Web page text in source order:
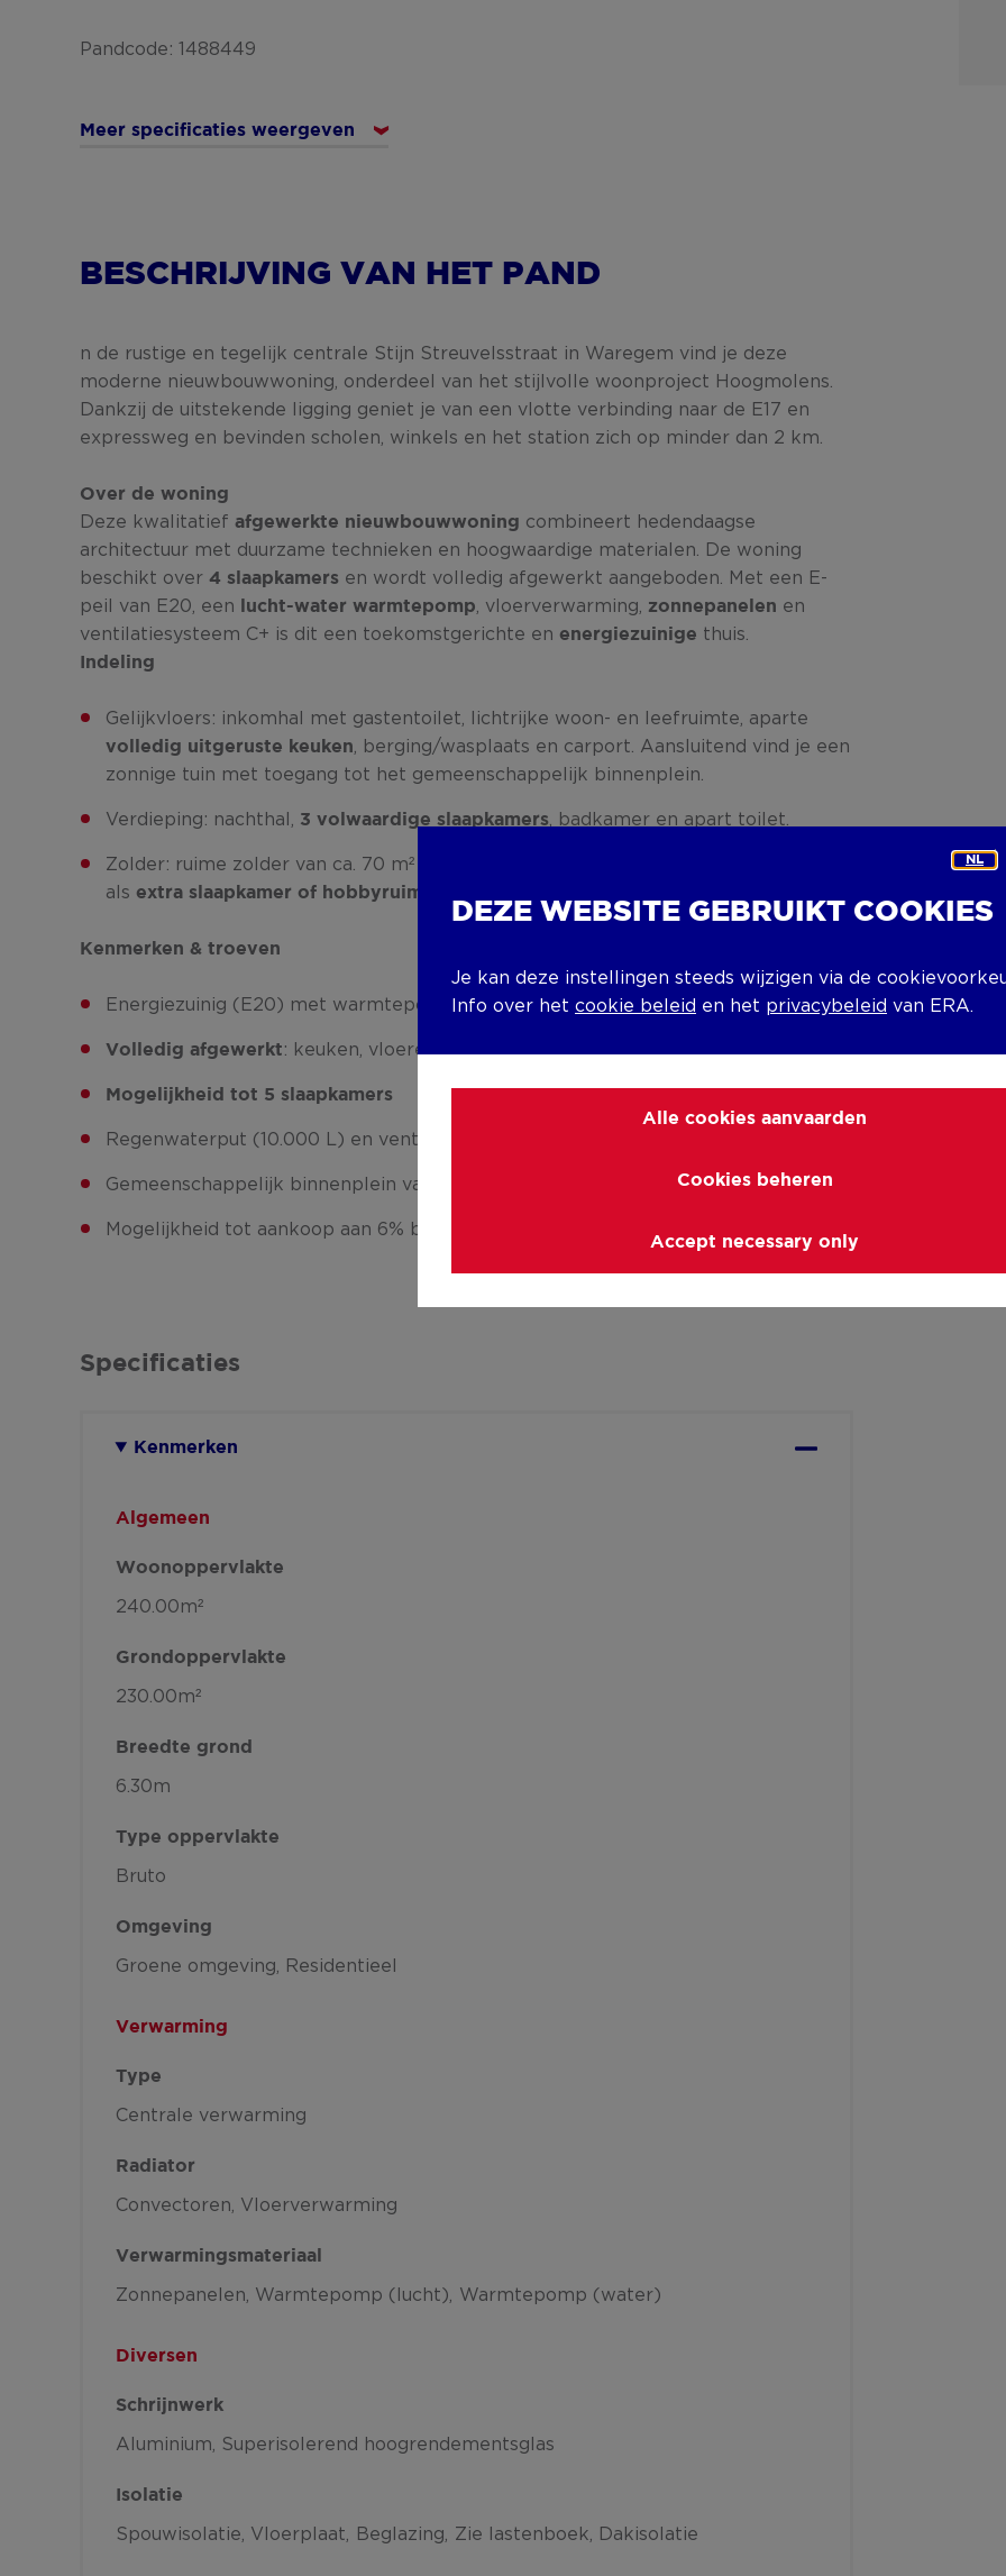
Pandcode: 1488449
Meer specificaties weergeven
BESCHRIJVING VAN HET PAND
n de rustige en tegelijk centrale Stijn Streuvelsstraat in Waregem vind je deze
moderne nieuwbouwwoning, onderdeel van het stijlvolle woonproject Hoogmolens.
Dankzij de uitstekende ligging geniet je van een vlotte verbinding naar de E17 en
expressweg en bevinden scholen, winkels en het station zich op minder dan 2 km.
Over de woning
Deze kwalitatiefafgewerkte nieuwbouwwoning combineert hedendaagse
architectuur met duurzame technieken en hoogwaardige materialen. De woning
beschikt over4 slaapkamers en wordt volledig afgewerkt aangeboden. Met een E-
peil van E20, een
lucht-water warmtepomp , vloerverwarming, zonnepanelen en
ventilatiesysteem C+ is dit een toekomstgerichte en energiezuinige thuis.
Indeling
Gelijkvloers: inkomhal met gastentoilet, lichtrijke woon- en leefruimte, aparte
volledig uitgeruste keuken
, berging/wasplaats en carport. Aansluitend vind je een
zonnige tuin met toegang tot het gemeenschappelijk binnenplein.
Verdieping: nachthal, 3 volwaardige slaapkamers , badkamer en apart toilet.
Zolder: ruime zolder van ca. 70 m² bereikbaar via vaste trap, perfect in te richten
als extra slaapkamer of hobbyruimte
Kenmerken & troeven
Energiezuinig (E20) met warmtepomp, vloerverwarming en zonnepanelen
Volledig afgewerkt : keuken, vloeren, carport, aangelegde voortuin
Mogelijkheid tot 5 slaapkamers
Regenwaterput (10.000 L) en ventilatiesysteem C+
Gemeenschappelijk binnenplein van 700 m²
Mogelijkheid tot aankoop aan 6% btw (onder voorwaarden)
Specificaties
Kenmerken
Algemeen
Woonoppervlakte
240.00m²
Grondoppervlakte
230.00m²
Breedte grond
6.30m
Type oppervlakte
Bruto
Omgeving
Groene omgeving Residentieel
Verwarming
Type
Centrale verwarming
Radiator
Convectoren Vloerverwarming
Verwarmingsmateriaal
Zonnepanelen Warmtepomp (lucht) Warmtepomp (water)
Diversen
Schrijnwerk
Aluminium Superisolerend hoogrendementsglas
Isolatie
Spouwisolatie Vloerplaat Beglazing Zie lastenboek Dakisolatie
NL
DEZE WEBSITE GEBRUIKT COOKIES
Je kan deze instellingen steeds wijzigen via de
Info over het cookie beleid en het privacybeleid van ERA.
Alle cookies aanvaarden
Cookies beheren
Accept necessary only